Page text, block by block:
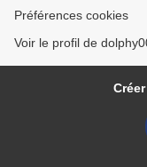
Préférences cookies
Voir le profil de